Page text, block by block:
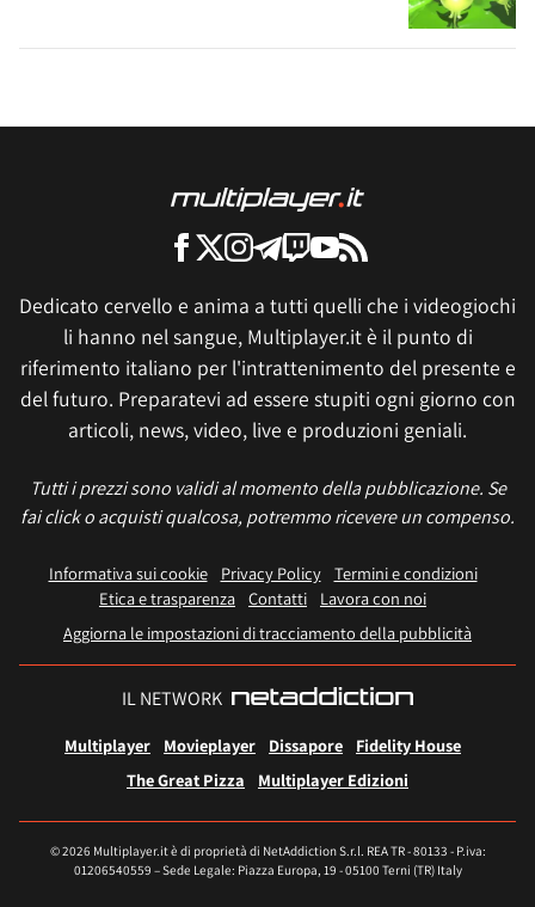
Dedicato cervello e anima a tutti quelli che i videogiochi
li hanno nel sangue, Multiplayer.it è il punto di
riferimento italiano per l'intrattenimento del presente e
del futuro. Preparatevi ad essere stupiti ogni giorno con
articoli, news, video, live e produzioni geniali.
Tutti i prezzi sono validi al momento della pubblicazione. Se
fai click o acquisti qualcosa, potremmo ricevere un compenso.
Informativa sui cookie Privacy Policy
Termini e condizioni
Etica e trasparenza Contatti
Lavora con noi
Aggiorna le impostazioni di tracciamento della pubblicità
IL NETWORK
Multiplayer Movieplayer Dissapore
Fidelity House
The Great Pizza
Multiplayer Edizioni
© 2026 Multiplayer.it è di proprietà di NetAddiction S.r.l. REA TR - 80133 - P.iva:
01206540559 – Sede Legale: Piazza Europa, 19 - 05100 Terni (TR) Italy